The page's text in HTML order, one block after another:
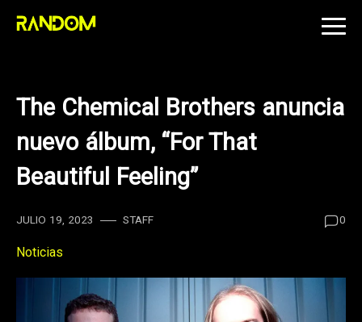
Skip
The Chemical Brothers anuncia
nuevo álbum, “For That
Beautiful Feeling”
JULIO 19, 2023 STAFF 0
Noticias